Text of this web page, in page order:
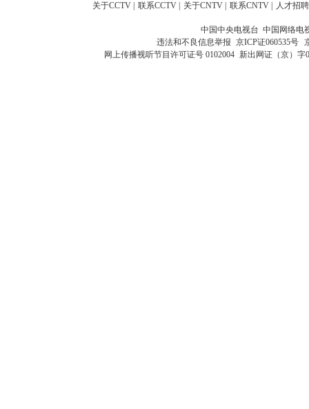
关于CCTV 联系CCTV 关于CNTV 联系CNTV 人才招聘
中国中央电视台 中国网络电
违法和不良信息举报 京ICP证060535号
网上传播视听节目许可证号 0102004 新出网证（京）